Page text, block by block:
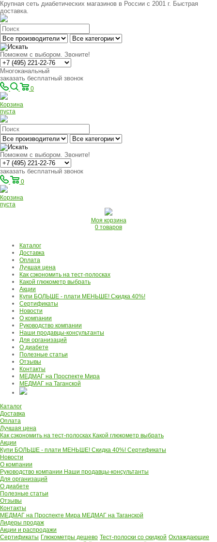
Крупная сеть диабетических магазинов в России с 2001 г. Быстрая
доставка.
Поможем с выбором. Звоните!
Многоканальный
заказать бесплатный звонок
0
Корзина
пуста
Поможем с выбором. Звоните!
заказать бесплатный звонок
0
Корзина
пуста
Моя корзина
0 товаров
Каталог
Доставка
Оплата
Лучшая цена
Как сэкономить на тест-полосках
Какой глюкометр выбрать
Акции
Купи БОЛЬШЕ - плати МЕНЬШЕ! Скидка 40%!
Сертификаты
Новости
О компании
Руководство компании
Наши продавцы-консультанты
Для организаций
О диабете
Полезные статьи
Отзывы
Контакты
МЕДМАГ на Проспекте Мира
МЕДМАГ на Таганской
Каталог
Доставка
Оплата
Лучшая цена
Как сэкономить на тест-полосках Какой глюкометр выбрать
Акции
Купи БОЛЬШЕ - плати МЕНЬШЕ! Скидка 40%! Сертификаты
Новости
О компании
Руководство компании Наши продавцы-консультанты
Для организаций
О диабете
Полезные статьи
Отзывы
Контакты
МЕДМАГ на Проспекте Мира МЕДМАГ на Таганской
Лидеры продаж
Акции и распродажи
Сертификаты Глюкометры дешево Тест-полоски со скидкой Охлаждающие